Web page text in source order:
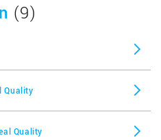
(9)
Quality
Quality